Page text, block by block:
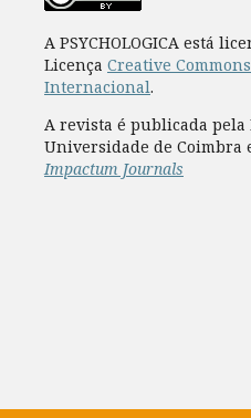
A PSYCHOLOGICA está
Licença Creative
Internacional.
A revista é publicada pela
Universidade de Coimbra
Impactum Journals